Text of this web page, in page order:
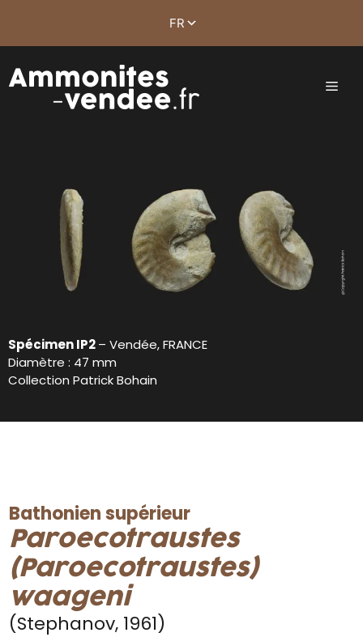
Spécimen IP2– Vendée, FRANCE
Diamètre : 47 mm
Collection Patrick Bohain
Bathonien supérieur
Paroecotraustes
(Paroecotraustes)
waageni
(Stephanov, 1961)